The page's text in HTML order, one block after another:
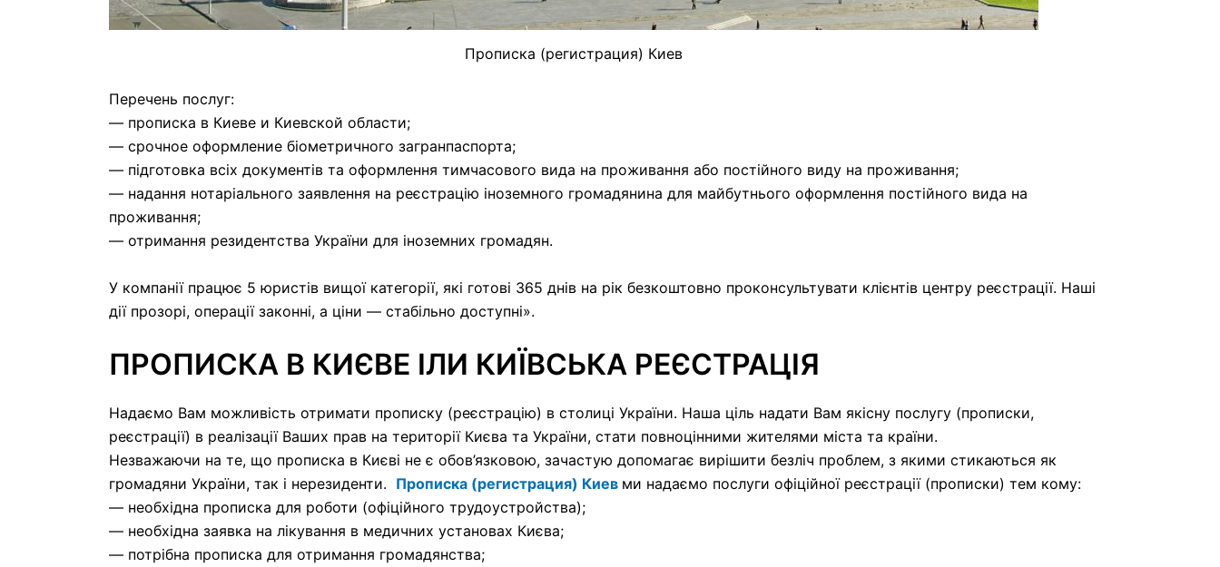
Прописка (регистрация) Киев
Перечень послуг:
— прописка в Киеве и Киевской области;
— срочное оформление біометричного загранпаспорта;
— підготовка всіх документів та оформлення тимчасового вида на проживання або постійного виду на проживання;
— надання нотаріального заявлення на реєстрацію іноземного громадянина для майбутнього оформлення постійного вида на
проживання;
— отримання резидентства України для іноземних громадян.
У компанії працює 5 юристів вищої категорії, які готові 365 днів на рік безкоштовно проконсультувати клієнтів центру реєстрації. Наші
дії прозорі, операції законні, а ціни — стабільно доступні».
ПРОПИСКА В КИЄВЕ ІЛИ КИЇВСЬКА РЕЄСТРАЦІЯ
Надаємо Вам можливість отримати прописку (реєстрацію) в столиці України. Наша ціль надати Вам якісну послугу (прописки,
реєстрації) в реалізації Ваших прав на території Києва та України, стати повноцінними жителями міста та країни.
Незважаючи на те, що прописка в Києві не є обов’язковою, зачастую допомагає вирішити безліч проблем, з якими стикаються як
громадяни України, так і нерезиденти. Прописка (регистрация) Киев ми надаємо послуги офіційної реєстрації (прописки) тем кому:
— необхідна прописка для роботи (офіційного трудоустройства);
— необхідна заявка на лікування в медичних установах Києва;
— потрібна прописка для отримання громадянства;